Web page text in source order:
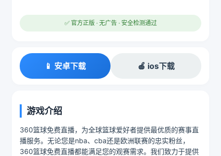
✅ 官方正版 · 无广告 · 安全检测通过
📱 安卓下载 🍎 ios下载
游戏介绍
360篮球免费直播，为全球篮球爱好者提供最优质的赛事直
播服务。无论您是nba、cba还是欧洲联赛的忠实粉丝，
360篮球免费直播都能满足您的观赛需求。我们致力于提供